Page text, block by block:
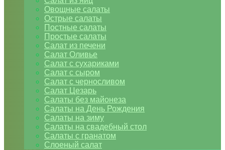
Овощные салаты
Острые салаты
Постные салаты
Простые салаты
Салат из печени
Салат Оливье
Салат с сухариками
Салат с сыром
Салат с черносливом
Салат Цезарь
Салаты без майонеза
Салаты на День Рождения
Салаты на зиму
Салаты на свадебный стол
Салаты с гранатом
Слоеный салат